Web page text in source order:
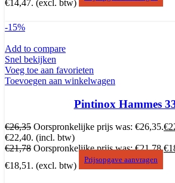
€14,47. (excl. btw)
-15%
Add to compare
Snel bekijken
Voeg toe aan favorieten
Toevoegen aan winkelwagen
Pintinox Hammes
€26,35 Oorspronkelijke prijs was: €26,35.€
€22,40. (incl. btw)
€21,78 Oorspronkelijke prijs was: €21,78.€
€18,51. (excl. btw)
Prijsopgave aanvragen